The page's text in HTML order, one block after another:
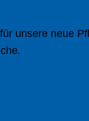
unsere neue